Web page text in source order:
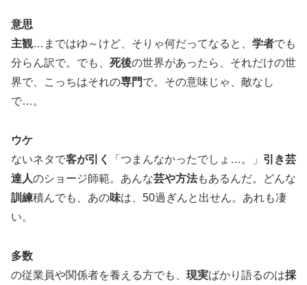
意思
主観…まではゆ～けど、そりゃ何だってなると、 学者でも
分らん訳で。でも、 死後の世界があったら、それだけの世
界で、こっちはそれの専門で。その意味じゃ、敵なし
で…。
ウケ
ないネタで客が引く 「つまんなかったでしょ…。」 引き芸
達人のショージ師範。あんな芸や方法もあるんだ。どんな
訓練積んでも、あの味は、50過ぎんと出せん。あれも凄
い。
多数
の従業員や関係者を養える方でも、 現実ばかり語るのは採